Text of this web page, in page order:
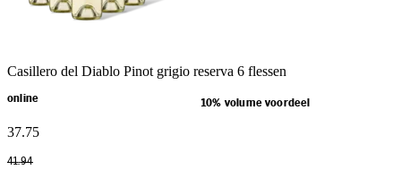
Casillero del Diablo Pinot grigio reserva 6 flessen
online 10% volume voordeel
37.75
41.94